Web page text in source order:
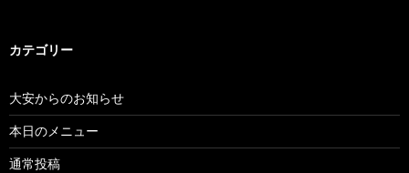
カテゴリー
大安からのお知らせ
本日のメニュー
通常投稿